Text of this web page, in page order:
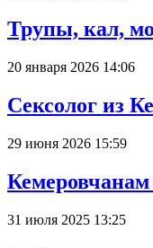
Трупы, кал,
20 января 2026 14:06
Сексолог из
29 июня 2026 15:59
31 июля 2025 13:25